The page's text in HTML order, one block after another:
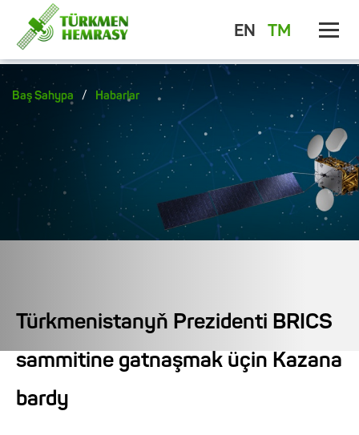
EN TM
Baş Sahypa / Habarlar
Türkmenistanyň Prezidenti BRICS
sammitine gatnaşmak üçin Kazana
bardy